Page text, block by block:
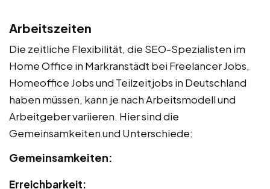
Arbeitszeiten
Die zeitliche Flexibilität, die SEO-Spezialisten im
Home Office in Markranstädt bei Freelancer Jobs,
Homeoffice Jobs und Teilzeitjobs in Deutschland
haben müssen, kann je nach Arbeitsmodell und
Arbeitgeber variieren. Hier sind die
Gemeinsamkeiten und Unterschiede:
Gemeinsamkeiten:
Erreichbarkeit: